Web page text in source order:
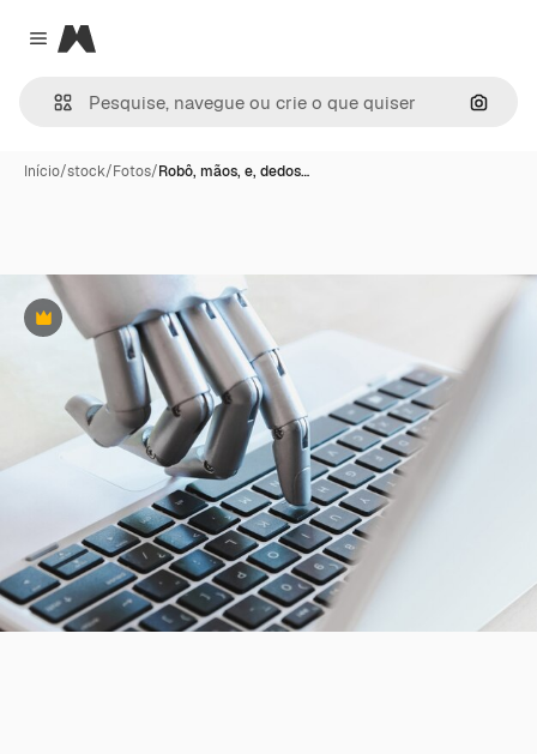
Close menu
Magnific
Início/stock/Fotos/Robô, mãos, e, dedos…
Premium